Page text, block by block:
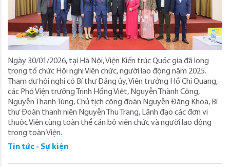
Ngày 30/01/2026, tại Hà Nội, Viện Kiến trúc Quốc gia đã long
trọng tổ chức Hội nghị Viên chức, người lao động năm 2025.
Tham dự hội nghị có Bí thư Đảng ủy, Viện trưởng Hồ Chí Quang,
các Phó Viện trưởng Trịnh Hồng Việt, Nguyễn Thành Công,
Nguyễn Thanh Tùng, Chủ tịch công đoàn Nguyễn Đăng Khoa, Bí
thư Đoàn thanh niên Nguyễn Thu Trang, Lãnh đạo các đơn vị
thuộc Viện cùng toàn thể cán bộ viên chức và người lao động
trong toàn Viện.
Tin tức - Sự kiện